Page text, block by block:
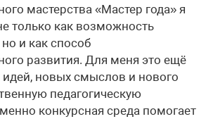
мастерства «Мастер года» я
только как возможность
и как способ
развития. Для меня это ещё
идей, новых смыслов и нового
педагогическую
конкурсная среда помогает